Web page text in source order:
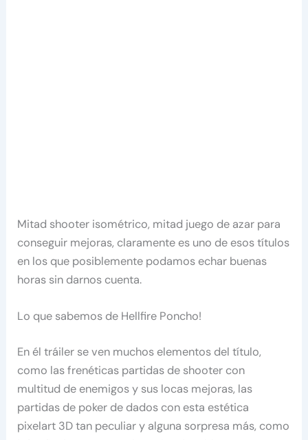
Mitad shooter isométrico, mitad juego de azar para
conseguir mejoras, claramente es uno de esos títulos
en los que posiblemente podamos echar buenas
horas sin darnos cuenta.
Lo que sabemos de Hellfire Poncho!
En él tráiler se ven muchos elementos del título,
como las frenéticas partidas de shooter con
multitud de enemigos y sus locas mejoras, las
partidas de poker de dados con esta estética
pixelart 3D tan peculiar y alguna sorpresa más, como